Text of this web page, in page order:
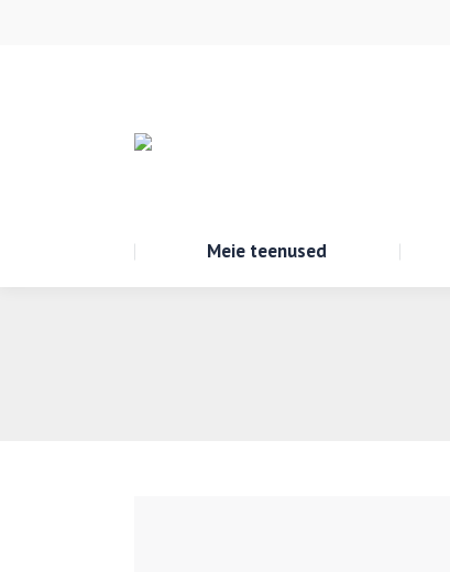
Meie teenused